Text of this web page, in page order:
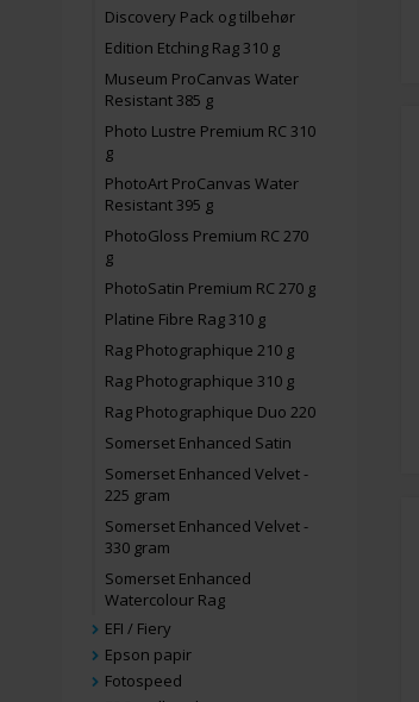
Discovery Pack og tilbehør
Edition Etching Rag 310 g
Museum ProCanvas Water
Resistant 385 g
Photo Lustre Premium RC 310
g
PhotoArt ProCanvas Water
Resistant 395 g
PhotoGloss Premium RC 270
g
PhotoSatin Premium RC 270 g
Platine Fibre Rag 310 g
Rag Photographique 210 g
Rag Photographique 310 g
Rag Photographique Duo 220
Somerset Enhanced Satin
Somerset Enhanced Velvet -
225 gram
Somerset Enhanced Velvet -
330 gram
Somerset Enhanced
Watercolour Rag
EFI / Fiery
Epson papir
Fotospeed